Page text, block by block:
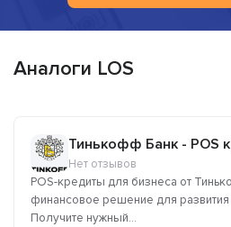
Аналоги LOS
Тинькофф Банк - POS
Нет отзывов
POS-кредиты для бизнеса от
финансовое решение для
Получите нужный...